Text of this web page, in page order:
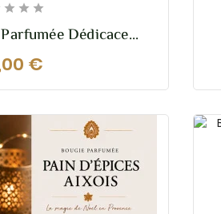
  
Dédicace
– Abricot Romarin
€